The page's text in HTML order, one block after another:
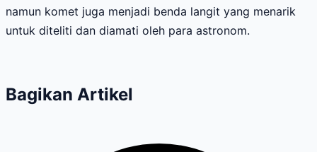
namun komet juga menjadi benda langit yang menarik
untuk diteliti dan diamati oleh para astronom.
Bagikan Artikel